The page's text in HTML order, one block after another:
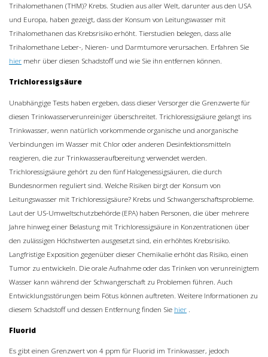
Trihalomethanen (THM)? Krebs. Studien aus aller Welt, darunter aus den USA
und Europa, haben gezeigt, dass der Konsum von Leitungswasser mit
Trihalomethanen das Krebsrisiko erhöht. Tierstudien belegen, dass alle
Trihalomethane Leber-, Nieren- und Darmtumore verursachen. Erfahren Sie
hier mehr über diesen Schadstoff und wie Sie ihn entfernen können.
Trichloressigsäure
Unabhängige Tests haben ergeben, dass dieser Versorger die Grenzwerte für
diesen Trinkwasserverunreiniger überschreitet. Trichloressigsäure gelangt ins
Trinkwasser, wenn natürlich vorkommende organische und anorganische
Verbindungen im Wasser mit Chlor oder anderen Desinfektionsmitteln
reagieren, die zur Trinkwasseraufbereitung verwendet werden.
Trichloressigsäure gehört zu den fünf Halogenessigsäuren, die durch
Bundesnormen reguliert sind. Welche Risiken birgt der Konsum von
Leitungswasser mit Trichloressigsäure? Krebs und Schwangerschaftsprobleme.
Laut der US-Umweltschutzbehörde (EPA) haben Personen, die über mehrere
Jahre hinweg einer Belastung mit Trichloressigsäure in Konzentrationen über
den zulässigen Höchstwerten ausgesetzt sind, ein erhöhtes Krebsrisiko.
Langfristige Exposition gegenüber dieser Chemikalie erhöht das Risiko, einen
Tumor zu entwickeln. Die orale Aufnahme oder das Trinken von verunreinigtem
Wasser kann während der Schwangerschaft zu Problemen führen. Auch
Entwicklungsstörungen beim Fötus können auftreten. Weitere Informationen zu
diesem Schadstoff und dessen Entfernung finden Sie hier
Fluorid
Es gibt einen Grenzwert von 4 ppm für Fluorid im Trinkwasser, jedoch